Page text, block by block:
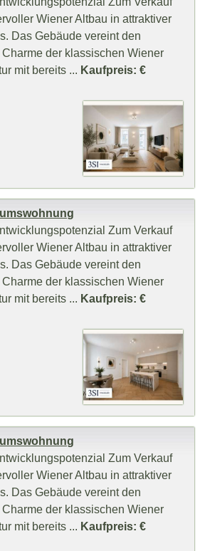
Wiener Altbau in attraktiver
Das Gebäude vereint den
der klassischen Wiener
mit bereits ... Kaufpreis: €
Zum Verkauf
Wiener Altbau in attraktiver
Das Gebäude vereint den
der klassischen Wiener
mit bereits ... Kaufpreis: €
Zum Verkauf
Wiener Altbau in attraktiver
Das Gebäude vereint den
der klassischen Wiener
mit bereits ... Kaufpreis: €